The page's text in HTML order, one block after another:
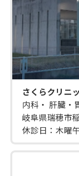
さくらクリニ
内科・ 肝臓・
岐阜県瑞穂市
休診日：木曜